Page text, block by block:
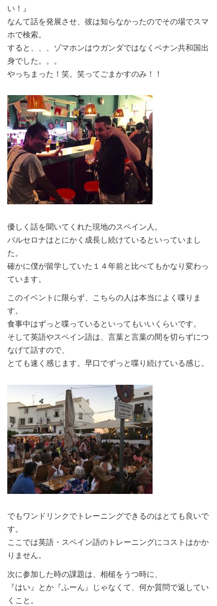
い！』
なんて話を発展させ、彼は知らなかったのでその場でスマ
ホで検索。
すると、、、ゾマホンはウガンダではなくベナン共和国出
身でした。。。
やっちまった！笑。笑ってごまかすのみ！！
優しく話を聞いてくれた現地のスペイン人。
バルセロナはとにかく成長し続けているといっていまし
た。
確かに僕が留学していた１４年前と比べてもかなり変わっ
ています。
このイベントに限らず、こちらの人は本当によく喋りま
す。
食事中はずっと喋っているといってもいいくらいです。
そして英語やスペイン語は、言葉と言葉の間を切らずにつ
なげて話すので、
とても速く感じます。早口でずっと喋り続けている感じ。
でもワンドリンクでトレーニングできるのはとても良いで
す。
ここでは英語・スペイン語のトレーニングにコストはかか
りません。
次に参加した時の課題は、相槌をうつ時に、
『はい』とか『ふーん』じゃなくて、何か質問で返してい
くこと。